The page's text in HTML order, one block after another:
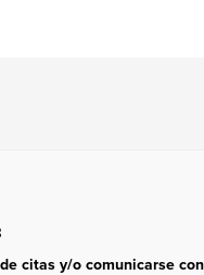
citas y/o comunicarse